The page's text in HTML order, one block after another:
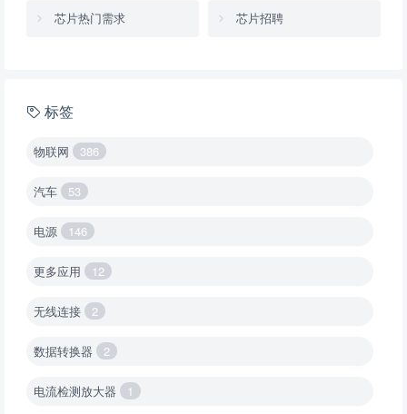
芯片热门需求 芯片招聘
标签
物联网 386
汽车 53
电源 146
更多应用 12
无线连接 2
数据转换器 2
电流检测放大器 1